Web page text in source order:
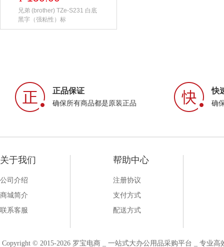
兄弟 (brother) TZe-S231 白底
黑字（强粘性）标
正品保证
确保所有商品都是原装正品
快
确
关于我们
公司介绍
商城简介
联系客服
帮助中心
注册协议
支付方式
配送方式
Copyright © 2015-2026 罗宝电商 _ 一站式大办公用品采购平台 _ 专业